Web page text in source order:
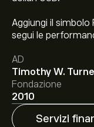
Aggiungi il simbolo
segui le
AD
Timothy W.
Fondazione
2010
Servizi
Il prezzo attuale
Il target di prezzo
Group Holdings,
previsioni